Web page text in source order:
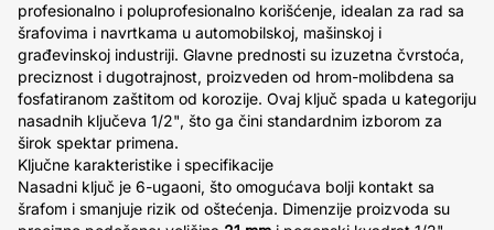
profesionalno i poluprofesionalno korišćenje, idealan za rad sa
šrafovima i navrtkama u automobilskoj, mašinskoj i
građevinskoj industriji. Glavne prednosti su izuzetna čvrstoća,
preciznost i dugotrajnost, proizveden od hrom-molibdena sa
fosfatiranom zaštitom od korozije. Ovaj ključ spada u kategoriju
nasadnih ključeva 1/2", što ga čini standardnim izborom za
širok spektar primena.
Ključne karakteristike i specifikacije
Nasadni ključ je 6-ugaoni, što omogućava bolji kontakt sa
šrafom i smanjuje rizik od oštećenja. Dimenzije proizvoda su